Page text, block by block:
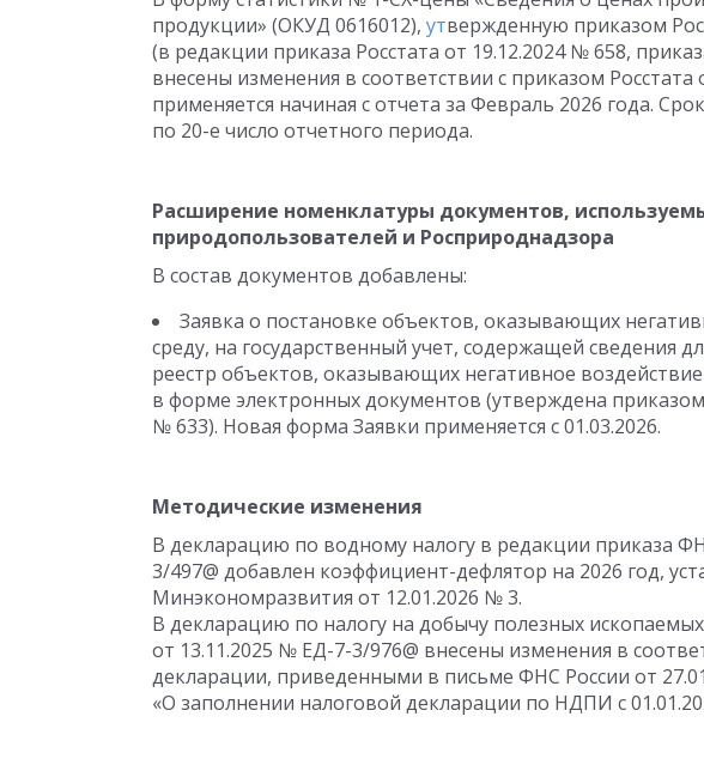
продукции» (ОКУД 0616012), утвержденную приказом
(в редакции приказа Росстата от 19.12.2024 № 658,
внесены изменения в соответствии с приказом
применяется начиная с отчета за Февраль 2026 года.
по 20-е число отчетного периода.
Расширение номенклатуры документов,
природопользователей и Росприроднадзора
В состав документов добавлены:
Заявка о постановке объектов, оказывающих
среду, на государственный учет, содержащей сведения
реестр объектов, оказывающих негативное
в форме электронных документов (утверждена
№ 633). Новая форма Заявки применяется с 01.03.2026.
Методические изменения
В декларацию по водному налогу в редакции приказа
3/497@ добавлен коэффициент-дефлятор на 2026 год,
Минэкономразвития от 12.01.2026 № 3.
В декларацию по налогу на добычу полезных
от 13.11.2025 № ЕД-7-3/976@ внесены изменения в
декларации, приведенными в письме ФНС России от
«О заполнении налоговой декларации по НДПИ с